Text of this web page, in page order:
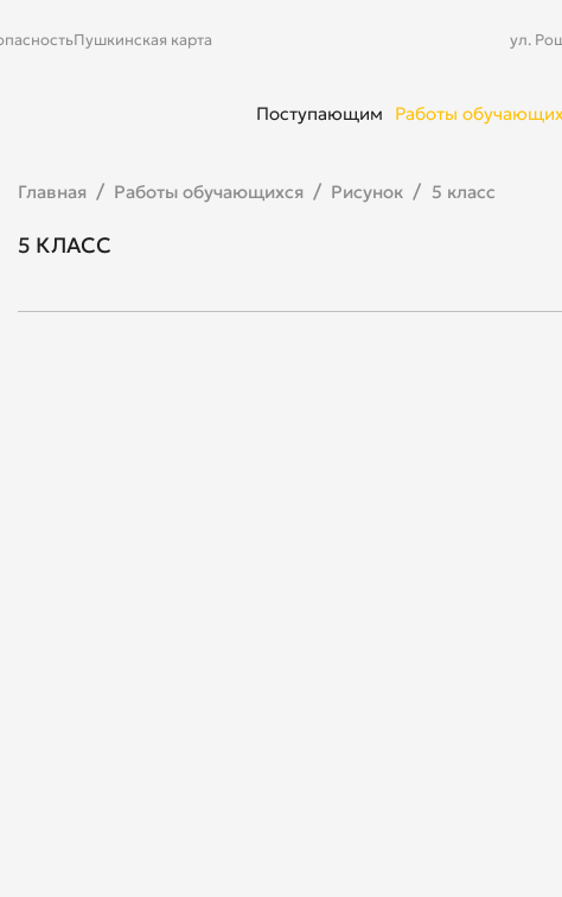
Пушкинская карта ул.
Поступающим Работы
Главная Работы обучающихся Рисунок 5 класс
5 КЛАСС